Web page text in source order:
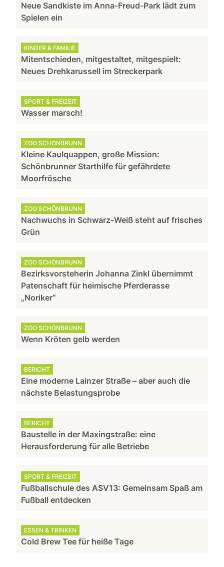
Neue Sandkiste im Anna-Freud-Park lädt zum
Spielen ein
KINDER & FAMILIE
Mitentschieden, mitgestaltet, mitgespielt:
Neues Drehkarussell im Streckerpark
SPORT & FREIZEIT
Wasser marsch!
ZOO SCHÖNBRUNN
Kleine Kaulquappen, große Mission:
Schönbrunner Starthilfe für gefährdete
Moorfrösche
ZOO SCHÖNBRUNN
Nachwuchs in Schwarz-Weiß steht auf frisches
Grün
ZOO SCHÖNBRUNN
Bezirksvorsteherin Johanna Zinkl übernimmt
Patenschaft für heimische Pferderasse
„Noriker“
ZOO SCHÖNBRUNN
Wenn Kröten gelb werden
BERICHT
Eine moderne Lainzer Straße – aber auch die
nächste Belastungsprobe
BERICHT
Baustelle in der Maxingstraße: eine
Herausforderung für alle Betriebe
SPORT & FREIZEIT
Fußballschule des ASV13: Gemeinsam Spaß am
Fußball entdecken
ESSEN & TRINKEN
Cold Brew Tee für heiße Tage